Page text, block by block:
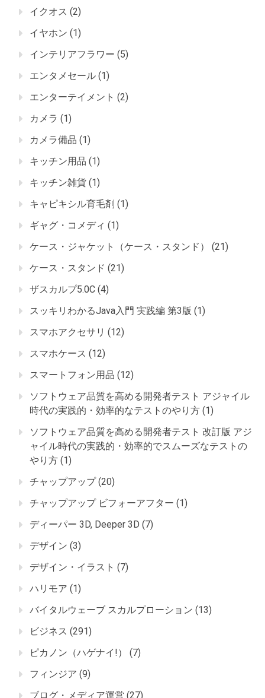
イクオス (2)
イヤホン (1)
インテリアフラワー (5)
エンタメセール (1)
エンターテイメント (2)
カメラ (1)
カメラ備品 (1)
キッチン用品 (1)
キッチン雑貨 (1)
キャピキシル育毛剤 (1)
ギャグ・コメディ (1)
ケース・ジャケット（ケース・スタンド）
(21)
ケース・スタンド (21)
ザスカルプ5.0C (4)
スッキリわかるJava入門 実践編 第3版 (1)
スマホアクセサリ (12)
スマホケース (12)
スマートフォン用品 (12)
ソフトウェア品質を高める開発者テスト アジャイル
時代の実践的・効率的なテストのやり方 (1)
ソフトウェア品質を高める開発者テスト 改訂版 アジ
ャイル時代の実践的・効率的でスムーズなテストの
やり方 (1)
チャップアップ(20)
チャップアップ ビフォーアフター (1)
ディーパー 3D, Deeper 3D (7)
デザイン (3)
デザイン・イラスト (7)
ハリモア (1)
バイタルウェーブ スカルプローション (13)
ビジネス (291)
ピカノン（ハゲナイ!）
(7)
フィンジア (9)
ブログ・メディア運営 (27)